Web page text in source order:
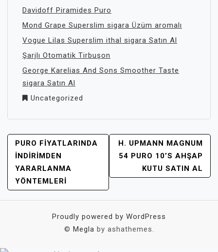
Davidoff Piramides Puro
Mond Grape Superslim sigara Üzüm aromalı
Vogue Lilas Superslim ithal sigara Satın Al
Şarjlı Otomatik Tirbuşon
George Karelias And Sons Smoother Taste
sigara Satın Al
Uncategorized
YAZI
GEZINMESI
PURO FIYATLARINDA
İNDIRIMDEN
YARARLANMA
YÖNTEMLERI
H. UPMANN MAGNUM
54 PURO 10’S AHŞAP
KUTU SATIN AL
Proudly powered by WordPress
© Megla by ashathemes.